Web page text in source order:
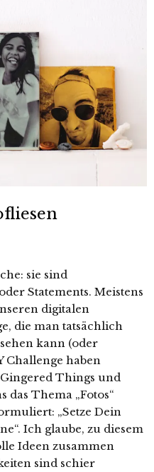
sie sind
Statements. Meistens
digitalen
die man tatsächlich
kann (oder
Challenge haben
Things und
Thema „Fotos“
„Setze Dein
Ich glaube, zu diesem
Ideen zusammen
sind schier